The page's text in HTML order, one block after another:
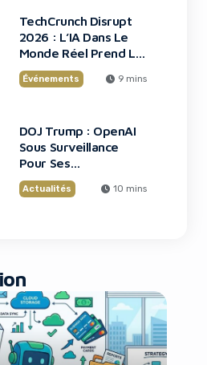
TechCrunch Disrupt
2026 : L’IA Dans Le
Monde Réel Prend La
Scène
Événements 9 mins
DOJ Trump : OpenAI
Sous Surveillance
Pour Ses
Recrutements
Actualités 10 mins